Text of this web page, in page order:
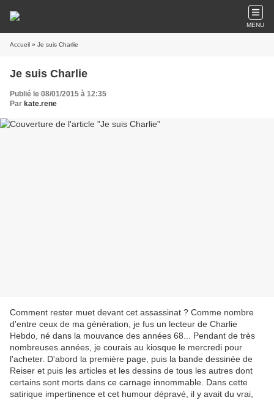
MENU
Accueil » Je suis Charlie
Je suis Charlie
Publié le 08/01/2015 à 12:35
Par kate.rene
Comment rester muet devant cet assassinat ? Comme nombre
d'entre ceux de ma génération, je fus un lecteur de Charlie
Hebdo, né dans la mouvance des années 68... Pendant de très
nombreuses années, je courais au kiosque le mercredi pour
l'acheter. D'abord la première page, puis la bande dessinée de
Reiser et puis les articles et les dessins de tous les autres dont
certains sont morts dans ce carnage innommable. Dans cette
satirique impertinence et cet humour dépravé, il y avait du vrai,